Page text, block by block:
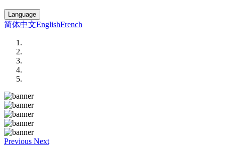
Language
简体中文EnglishFrench
Previous Next